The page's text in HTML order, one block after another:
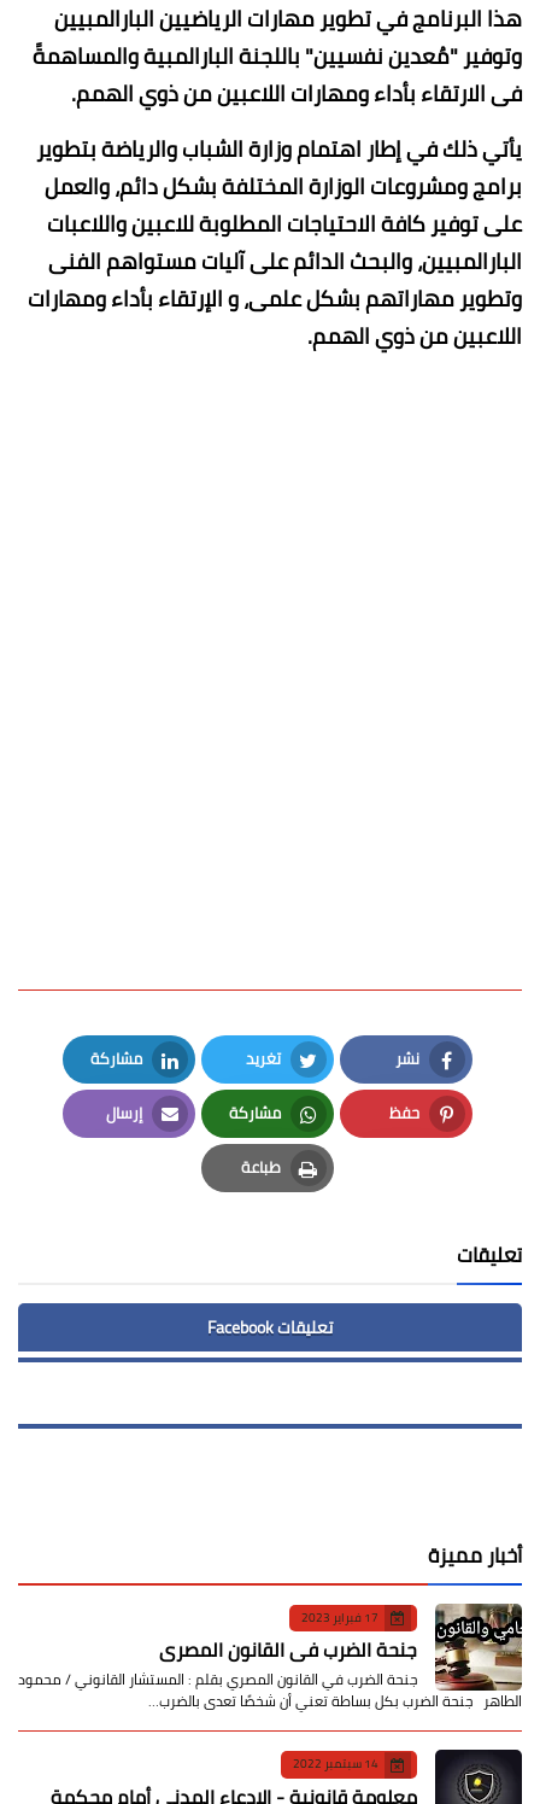
هذا البرنامج في تطوير مهارات الرياضيين البارالمبيين
وتوفير "مُعدين نفسيين" باللجنة البارالمبية والمساهمةً
فى الارتقاء بأداء ومهارات اللاعبين من ذوي الهمم.
يأتي ذلك في إطار اهتمام وزارة الشباب والرياضة بتطوير
برامج ومشروعات الوزارة المختلفة بشكل دائم، والعمل
على توفير كافة الاحتياجات المطلوبة للاعبين واللاعبات
البارالمبيين، والبحث الدائم على آليات مستواهم الفنى
وتطوير مهاراتهم بشكل علمى، و الإرتقاء بأداء ومهارات
اللاعبين من ذوي الهمم.
نشر
Facebook
تغريد
Twitter
مشاركة
LinkedIn
حفظ
Pinterest
مشاركة
Whatsapp
إرسال
Email
طباعة
Print
تعليقات
تعليقات Facebook
أخبار مميزة
17 فبراير 2023
جنحة الضرب في القانون المصري
جنحة الضرب في القانون المصري بقلم : المستشار القانوني / محمود
الطاهر جنحة الضرب بكل بساطة تعني أن شخصًا تعدى بالضرب…
14 سبتمبر 2022
معلومة قانونية - الإدعاء المدني أمام محكمة